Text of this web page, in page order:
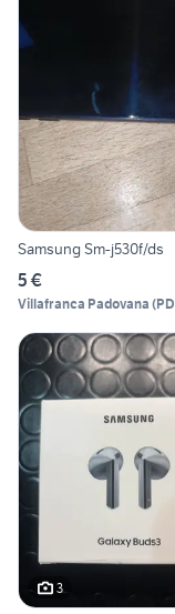
Samsung Sm-j530f/ds
5 €
Villafranca Padovana (PD
3